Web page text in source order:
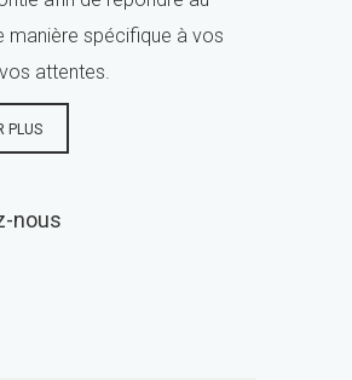
manière spécifique à vos
attentes.
PLUS
nous